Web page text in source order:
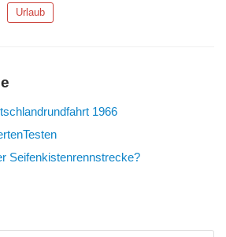
Urlaub
1966
Seifenkistenrennstrecke?